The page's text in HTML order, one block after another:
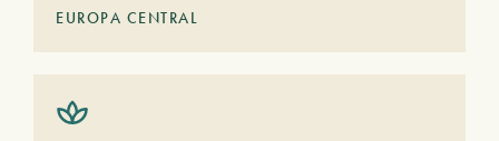
EUROPA CENTRAL